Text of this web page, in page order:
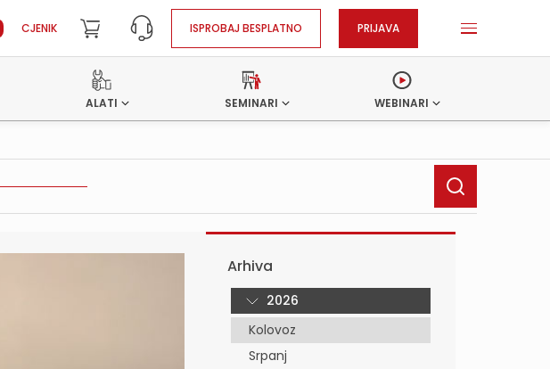
CJENIK ISPROBAJ BESPLATNO PRIJAVA
ALATI SEMINARI WEBINARI
Arhiva
2026
Kolovoz
Srpanj